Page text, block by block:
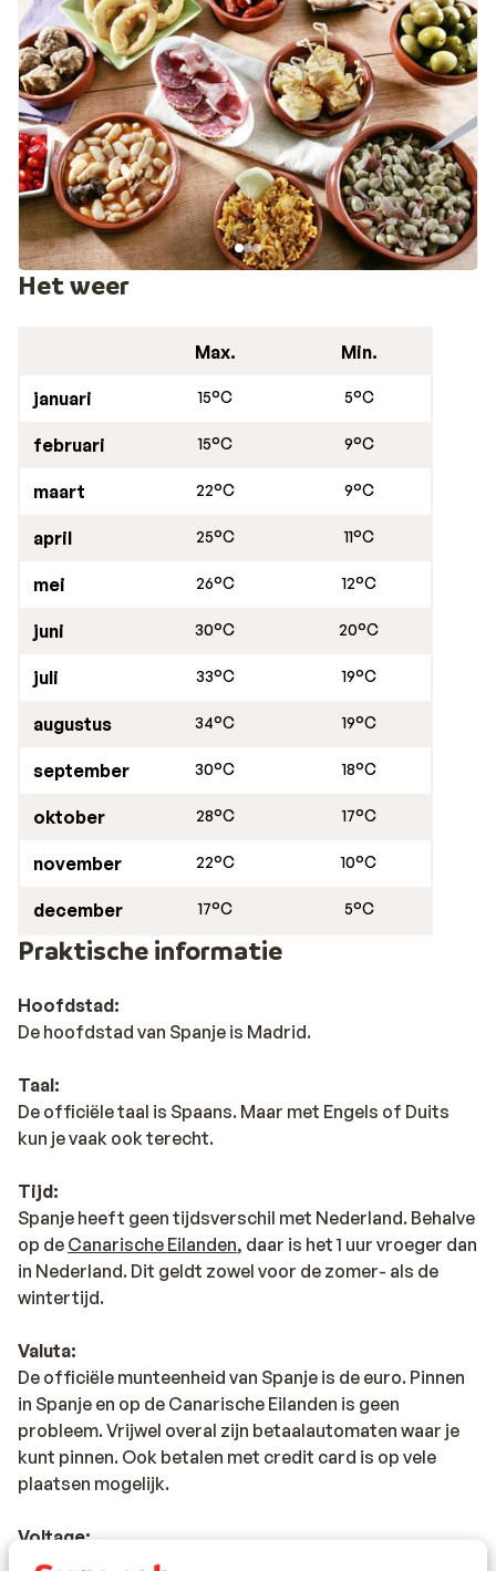
Het weer
Max. Min.
januari 15°C 5°C
februari 15°C 9°C
maart 22°C 9°C
april 25°C 11°C
mei 26°C 12°C
juni 30°C 20°C
juli 33°C 19°C
augustus 34°C 19°C
september 30°C 18°C
oktober 28°C 17°C
november 22°C 10°C
december 17°C 5°C
Praktische informatie
Hoofdstad:
De hoofdstad van Spanje is Madrid.
Taal:
De officiële taal is Spaans. Maar met Engels of Duits
kun je vaak ook terecht.
Tijd:
Spanje heeft geen tijdsverschil met Nederland. Behalve
op de Canarische Eilanden, daar is het 1 uur vroeger dan
in Nederland. Dit geldt zowel voor de zomer- als de
wintertijd.
Valuta:
De officiële munteenheid van Spanje is de euro. Pinnen
in Spanje en op de Canarische Eilanden is geen
probleem. Vrijwel overal zijn betaalautomaten waar je
kunt pinnen. Ook betalen met credit card is op vele
plaatsen mogelijk.
Voltage:
Het voltage is net als in Nederland 220 volt. Het